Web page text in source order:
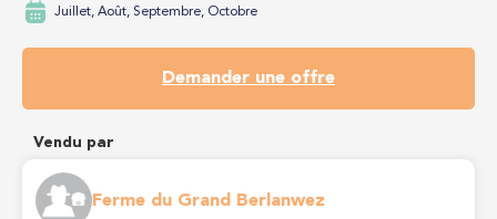
Juillet, Août, Septembre, Octobre
Demander une offre
Vendu par
Ferme du Grand Berlanwez